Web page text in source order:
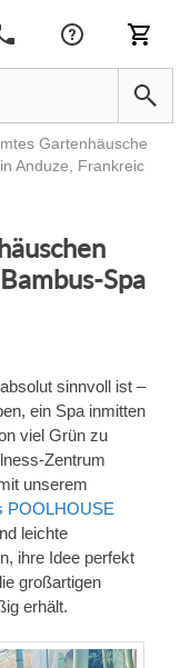
Gartenhäusche
Anduze, Frankreic
Spa
sinnvoll ist –
ein Spa inmitten
viel Grün zu
Zentrum
unserem
POOLHOUSE
leichte
ihre Idee perfekt
großartigen
erhält.